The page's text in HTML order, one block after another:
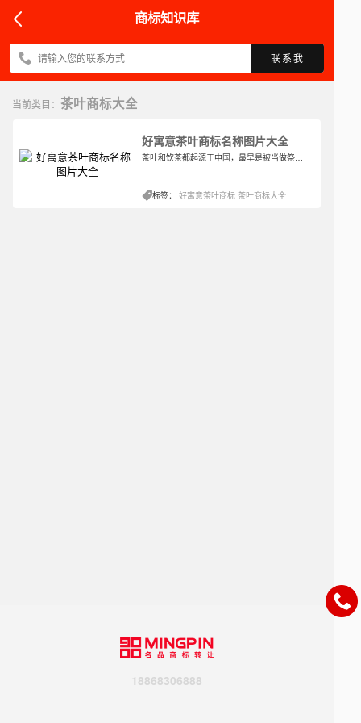
商标知识库
联系我
当前类目： 茶叶商标大全
好寓意茶叶商标名称图片大全
茶叶和饮茶都起源于中国，最早是被当做祭品使用的，直到春秋后期被作为菜肴，西汉时期发展为药用和宫廷饮料。最早发现人工种植茶叶是在浙江余姚的田螺山遗址。距今已有6000多年的历史了，依据品种和制作方式以及产品外形可分为六大类。依据季节采制又可分为春、夏、秋、冬四类茶。以各种毛茶或精制茶叶再加工形成再加茶，包括分为花茶、紧压茶、萃取茶、药用保健茶、含茶饮料等。我国还留存着“以茶代礼”的习俗，这也是企业所看中的地方，所以注册一个好寓意的茶叶商标名称是必须的。
标签：好寓意茶叶商标 茶叶商标大全
18868306888